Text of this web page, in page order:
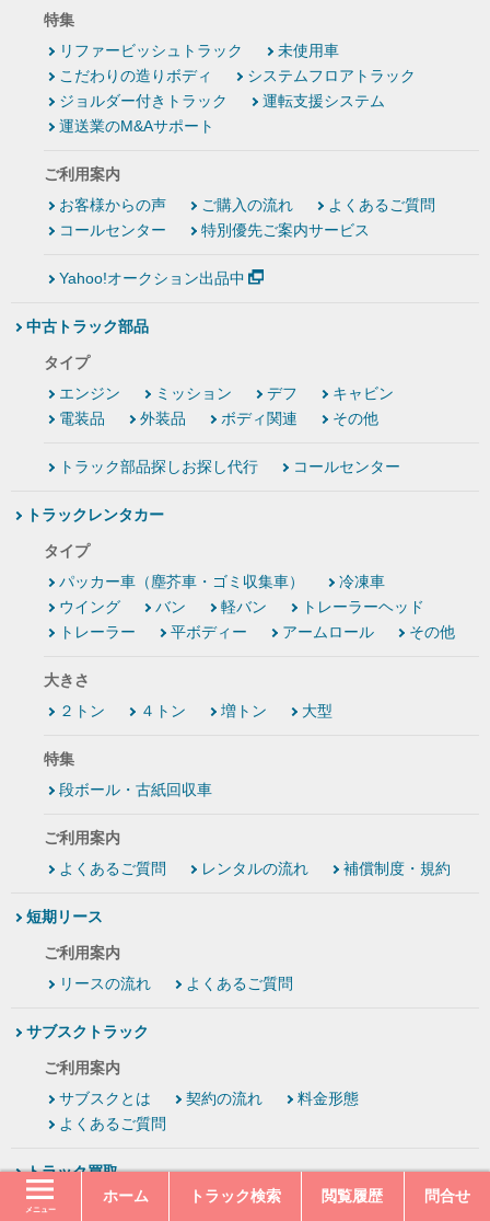
メニュー
ホーム トラック検索 閲覧履歴 問合せ
特集
リファービッシュトラック
未使用車
こだわりの造りボディ
システムフロアトラック
ジョルダー付きトラック
運転支援システム
運送業のM&Aサポート
ご利用案内
お客様からの声
ご購入の流れ
よくあるご質問
コールセンター
特別優先ご案内サービス
Yahoo!オークション出品中
中古トラック部品
タイプ
エンジン
ミッション デフ
キャビン
電装品
外装品 ボディ関連 その他
トラック部品探しお探し代行 コールセンター
トラックレンタカー
タイプ
パッカー車（塵芥車・ゴミ収集車）
冷凍車
ウイング
バン 軽バン
トレーラーヘッド
トレーラー
平ボディー アームロール その他
大きさ
２トン
４トン 増トン 大型
特集
段ボール・古紙回収車
ご利用案内
よくあるご質問
レンタルの流れ 補償制度・規約
短期リース
ご利用案内
リースの流れ
よくあるご質問
サブスクトラック
ご利用案内
サブスクとは
契約の流れ
料金形態
よくあるご質問
トラック買取
買取手順 当社の特徴 買取価格事例